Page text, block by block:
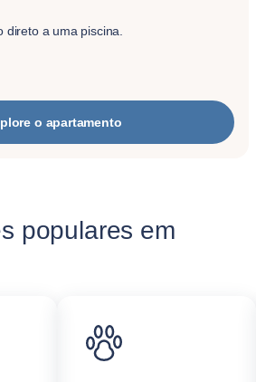
direto a uma piscina.
o apartamento
populares em